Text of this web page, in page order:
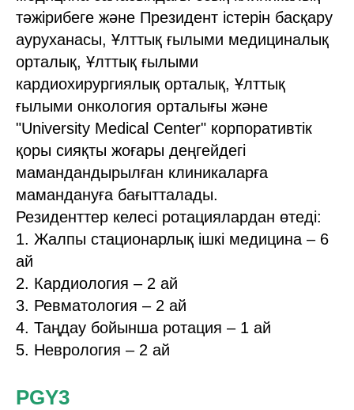
тәжірибеге және Президент істерін басқару
ауруханасы, Ұлттық ғылыми медициналық
орталық, Ұлттық ғылыми
кардиохирургиялық орталық, Ұлттық
ғылыми онкология орталығы және
"University Medical Center" корпоративтік
қоры сияқты жоғары деңгейдегі
мамандандырылған клиникаларға
мамандануға бағытталады.
Резиденттер келесі ротациялардан өтеді:
1. Жалпы стационарлық ішкі медицина – 6
ай
2. Кардиология – 2 ай
3. Ревматология – 2 ай
4. Таңдау бойынша ротация – 1 ай
5. Неврология – 2 ай
PGY3